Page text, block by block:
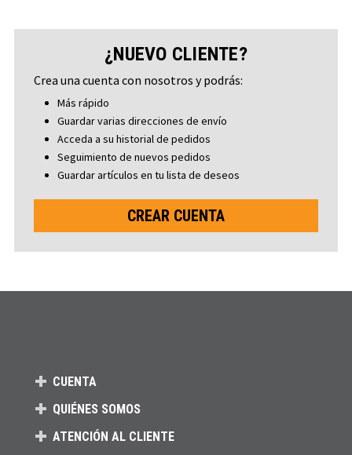
¿NUEVO CLIENTE?
Crea una cuenta con nosotros y podrás:
Más rápido
Guardar varias direcciones de envío
Acceda a su historial de pedidos
Seguimiento de nuevos pedidos
Guardar artículos en tu lista de deseos
CREAR CUENTA
CUENTA
QUIÉNES SOMOS
ATENCIÓN AL CLIENTE